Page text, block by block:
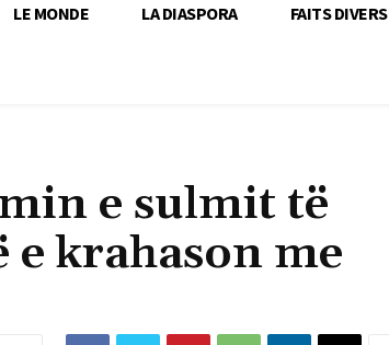
LE MONDE LA DIASPORA FAITS DIVERS
e sulmit të
krahason me